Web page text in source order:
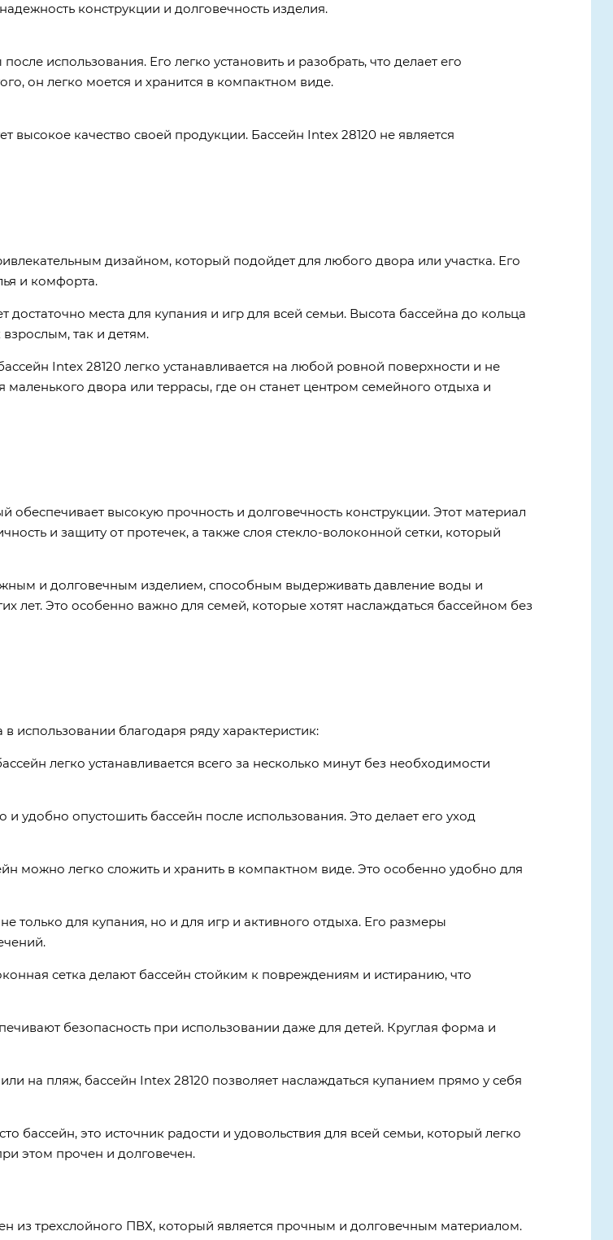
конструкции и долговечность изделия.
использования. Его легко установить и разобрать, что делает его
он легко моется и хранится в компактном виде.
высокое качество своей продукции. Бассейн Intex 28120 не является
дизайном, который подойдет для любого двора или участка. Его
и комфорта.
места для купания и игр для всей семьи. Высота бассейна до кольца
взрослым, так и детям.
Intex 28120 легко устанавливается на любой ровной поверхности и не
двора или террасы, где он станет центром семейного отдыха и
обеспечивает высокую прочность и долговечность конструкции. Этот материал
и защиту от протечек, а также слоя стекло-волоконной сетки, который
и долговечным изделием, способным выдерживать давление воды и
лет. Это особенно важно для семей, которые хотят наслаждаться бассейном без
использовании благодаря ряду характеристик:
легко устанавливается всего за несколько минут без необходимости
удобно опустошить бассейн после использования. Это делает его уход
можно легко сложить и хранить в компактном виде. Это особенно удобно для
только для купания, но и для игр и активного отдыха. Его размеры
сетка делают бассейн стойким к повреждениям и истиранию, что
безопасность при использовании даже для детей. Круглая форма и
на пляж, бассейн Intex 28120 позволяет наслаждаться купанием прямо у себя
бассейн, это источник радости и удовольствия для всей семьи, который легко
этом прочен и долговечен.
из трехслойного ПВХ, который является прочным и долговечным материалом.